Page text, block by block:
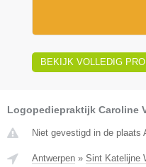
BEKIJK VOLLEDIG
Logopediepraktijk Caroline
Niet gevestigd in de plaats
Antwerpen » Sint Katelijne